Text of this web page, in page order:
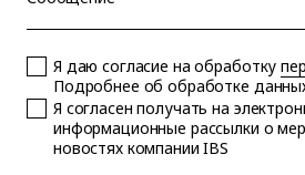
Я даю согласие на обработку
Подробнее об обработке
Я согласен получать на
информационные рассылки о
новостях компании IBS